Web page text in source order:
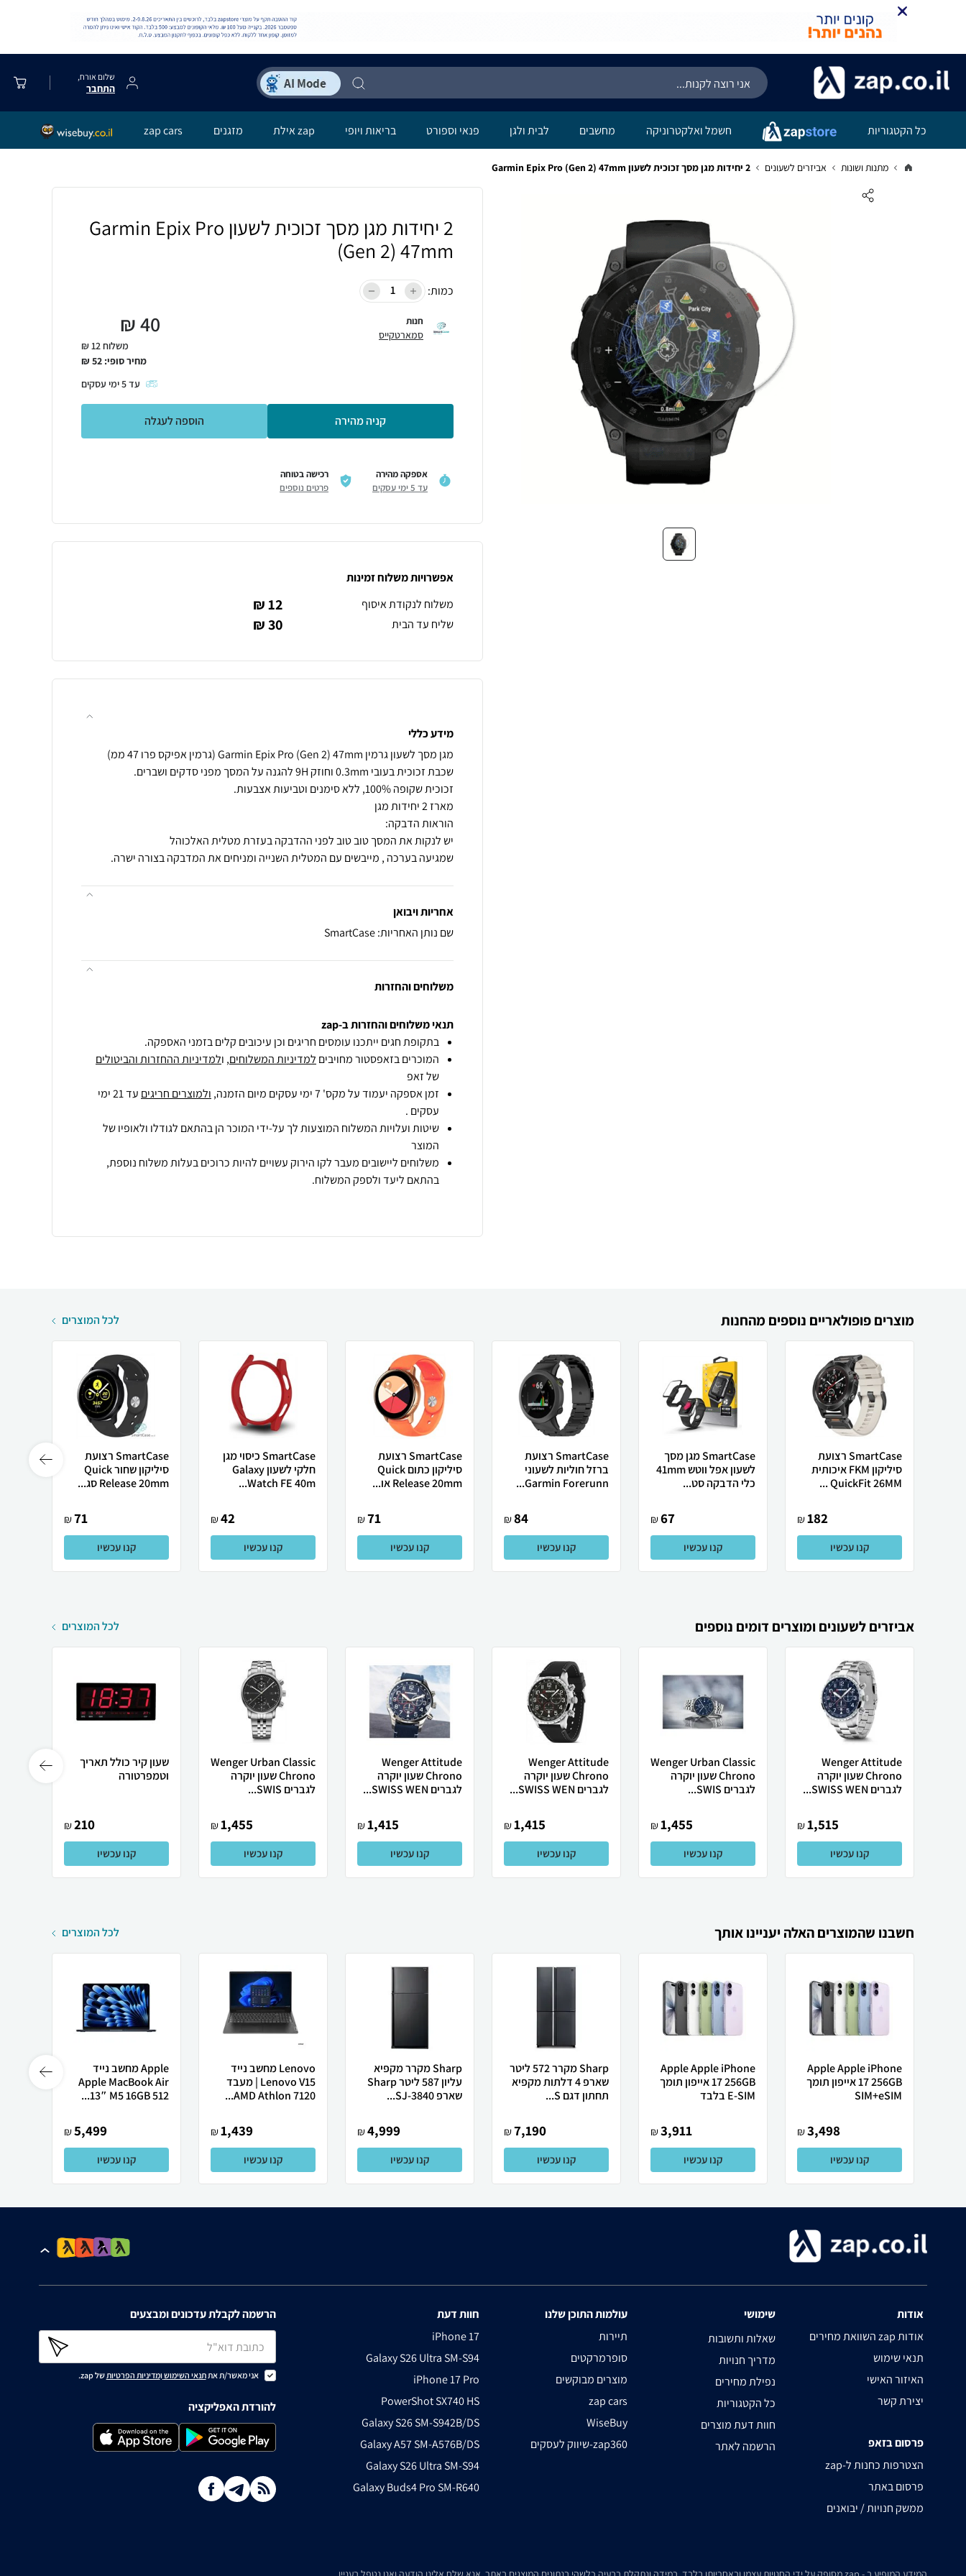
שלום אורח,
התחבר
כל הקטגוריות חשמל ואלקטרוניקה מחשבים לבית ולגן פנאי וספורט בריאות ויופי zap אילת מזגנים zap cars
מתנות ושונות אביזרים לשעונים 2 יחידות מגן מסך זכוכית לשעון Garmin Epix Pro (Gen 2) 47mm
2 יחידות מגן מסך זכוכית לשעון Garmin Epix Pro
(Gen 2) 47mm
כמות:
חנות
סמארטקייס 40
₪
משלוח 12 ₪
מחיר סופי: 52
₪
עד5ימי עסקים
קניה מהירה הוספה לעגלה
אספקה מהירה
עד 5 ימי עסקים
רכישה בטוחה
פרטים נוספים
אפשרויות משלוח זמינות
משלוח לנקודת איסוף
12 ₪
שליח עד הבית 30 ₪
מידע כללי
שמגיעה בערכה , מייבשים עם המטלית השנייה ומניחים את המדבקה בצורה ישרה.
אחריות ויבואן
שם נותן האחריות: SmartCase
משלוחים והחזרות
תנאי משלוחים והחזרות ב-zap
בתקופת חגים ייתכנו עומסים חריגים וכן עיכובים קלים בזמני האספקה.
המוכרים בזאפסטור מחויבים למדיניות המשלוחים, ולמדיניות ההחזרות והביטולים
של זאפ
זמן אספקה יעמוד על מקס' 7 ימי עסקים מיום הזמנה,
ולמוצרים חריגים
עד 21 ימי
עסקים .
שיטות ועלויות המשלוח המוצעות לך על-ידי המוכר הן בהתאם לגודלו ולאופיו של
המוצר
משלוחים ליישובים מעבר לקו הירוק עשויים להיות כרוכים בעלות משלוח נוספת,
בהתאם ליעד ולספק המשלוח.
מוצרים פופולאריים נוספים מהחנות לכל המוצרים
SmartCase רצועת
סיליקון FKM איכותית
QuickFit 26MM ...
182
₪
קנו עכשיו
SmartCase מגן מסך
לשעון אפל ווטש 41mm
כלי הדבקה סט...
67
₪
קנו עכשיו
SmartCase רצועת
ברזל חוליות לשעוני
Garmin Forerunn...
84
₪
קנו עכשיו
SmartCase רצועת
סיליקון כתום Quick
Release 20mm או...
71
₪
קנו עכשיו
SmartCase כיסוי מגן
חלקי לשעון Galaxy
Watch FE 40m...
42
₪
קנו עכשיו
SmartCase רצועת
סיליקון שחור Quick
Release 20mm סג...
71
₪
קנו עכשיו
אביזרים לשעונים ומוצרים דומים נוספים לכל המוצרים
Wenger Attitude
Chrono שעון יוקרה
לגברים SWISS WEN...
1,515
₪
קנו עכשיו
Wenger Urban Classic
Chrono שעון יוקרה
לגברים SWIS...
1,455
₪
קנו עכשיו
Wenger Attitude
Chrono שעון יוקרה
לגברים SWISS WEN...
1,415
₪
קנו עכשיו
Wenger Attitude
Chrono שעון יוקרה
לגברים SWISS WEN...
1,415
₪
קנו עכשיו
Wenger Urban Classic
Chrono שעון יוקרה
לגברים SWIS...
1,455
₪
קנו עכשיו
שעון קיר כולל תאריך
וטמפרטורה
210
₪
קנו עכשיו
חשבנו שהמוצרים האלה יעניינו אותך לכל המוצרים
Apple Apple iPhone
17 256GB אייפון תומך
SIM+eSIM
3,498
₪
קנו עכשיו
Apple Apple iPhone
17 256GB אייפון תומך
E-SIM בלבד
3,911
₪
קנו עכשיו
Sharp מקרר 572 ליטר
שארפ 4 דלתות מקפיא
תחתון דגם S...
7,190
₪
קנו עכשיו
Sharp מקרר מקפיא
עליון 587 ליטר Sharp
שארפ SJ-3840...
4,999
₪
קנו עכשיו
Lenovo מחשב נייד
Lenovo V15 | מעבד
AMD Athlon 7120...
1,439
₪
קנו עכשיו
Apple מחשב נייד
Apple MacBook Air
13″ M5 ‎16GB 512...
5,499
₪
קנו עכשיו
אודות
השוואת מחירים zap אודות
תנאי שימוש
האיזור האישי
יצירת קשר
פרסום בזאפ
zap-הצטרפות כחנות ל
פרסום באתר
ממשק חנויות / יבואנים
שימושי
שאלות ותשובות
מדריך חנויות
נפילת מחירים
כל הקטגוריות
חוות דעת מוצרים
הרשמה לאתר
עולמות התוכן שלנו
תיירות
סופרמרקטים
מוצרים מבוקשים
zap cars
WiseBuy
שיווק לעסקים-zap360
חוות דעת
iPhone 17
Galaxy S26 Ultra SM-S94
iPhone 17 Pro
PowerShot SX740 HS
Galaxy S26 SM-S942B/DS
Galaxy A57 SM-A576B/DS
Galaxy S26 Ultra SM-S94
Galaxy Buds4 Pro SM-R640
הרשמה לקבלת עדכונים ומבצעים
אני מאשר/ת אתתנאי השימושומדיניות הפרטיותשל zap.
להורדת האפליקציה